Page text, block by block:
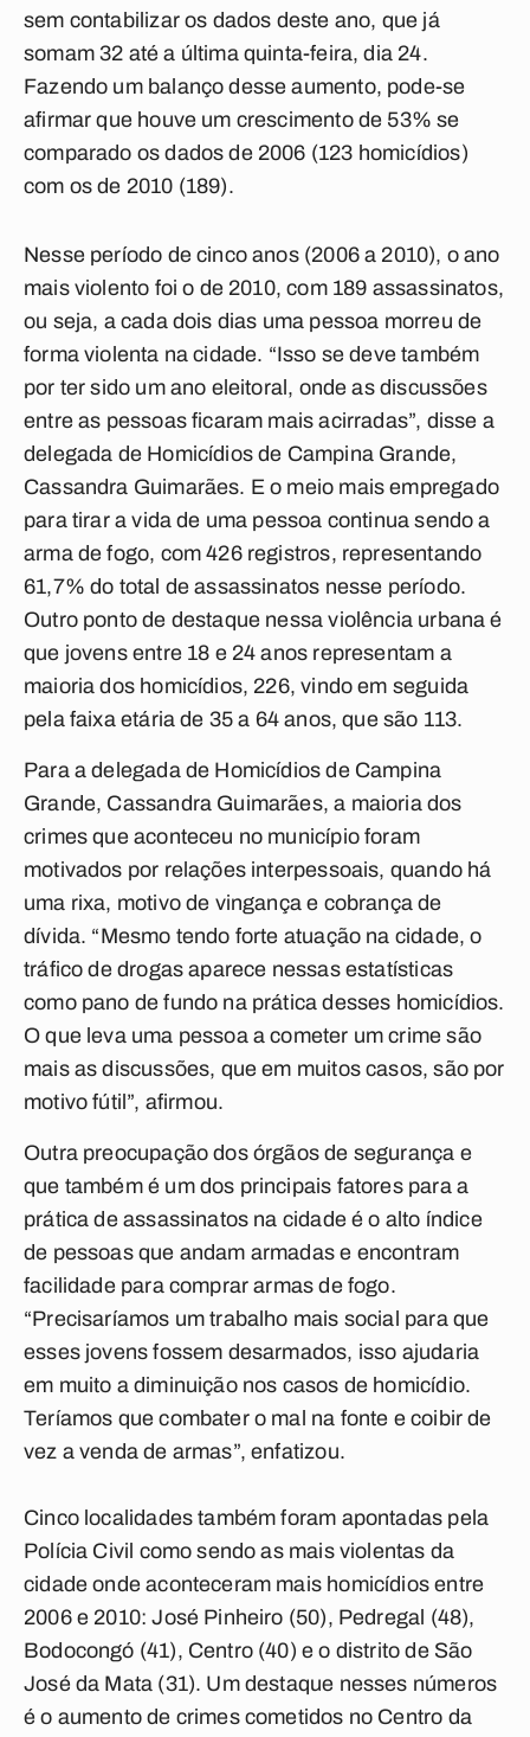
sem contabilizar os dados deste ano, que já
somam 32 até a última quinta-feira, dia 24.
Fazendo um balanço desse aumento, pode-se
afirmar que houve um crescimento de 53% se
comparado os dados de 2006 (123 homicídios)
com os de 2010 (189).
Nesse período de cinco anos (2006 a 2010), o ano
mais violento foi o de 2010, com 189 assassinatos,
ou seja, a cada dois dias uma pessoa morreu de
forma violenta na cidade. “Isso se deve também
por ter sido um ano eleitoral, onde as discussões
entre as pessoas ficaram mais acirradas”, disse a
delegada de Homicídios de Campina Grande,
Cassandra Guimarães. E o meio mais empregado
para tirar a vida de uma pessoa continua sendo a
arma de fogo, com 426 registros, representando
61,7% do total de assassinatos nesse período.
Outro ponto de destaque nessa violência urbana é
que jovens entre 18 e 24 anos representam a
maioria dos homicídios, 226, vindo em seguida
pela faixa etária de 35 a 64 anos, que são 113.
Para a delegada de Homicídios de Campina
Grande, Cassandra Guimarães, a maioria dos
crimes que aconteceu no município foram
motivados por relações interpessoais, quando há
uma rixa, motivo de vingança e cobrança de
dívida. “Mesmo tendo forte atuação na cidade, o
tráfico de drogas aparece nessas estatísticas
como pano de fundo na prática desses homicídios.
O que leva uma pessoa a cometer um crime são
mais as discussões, que em muitos casos, são por
motivo fútil”, afirmou.
Outra preocupação dos órgãos de segurança e
que também é um dos principais fatores para a
prática de assassinatos na cidade é o alto índice
de pessoas que andam armadas e encontram
facilidade para comprar armas de fogo.
“Precisaríamos um trabalho mais social para que
esses jovens fossem desarmados, isso ajudaria
em muito a diminuição nos casos de homicídio.
Teríamos que combater o mal na fonte e coibir de
vez a venda de armas”, enfatizou.
Cinco localidades também foram apontadas pela
Polícia Civil como sendo as mais violentas da
cidade onde aconteceram mais homicídios entre
2006 e 2010: José Pinheiro (50), Pedregal (48),
Bodocongó (41), Centro (40) e o distrito de São
José da Mata (31). Um destaque nesses números
é o aumento de crimes cometidos no Centro da